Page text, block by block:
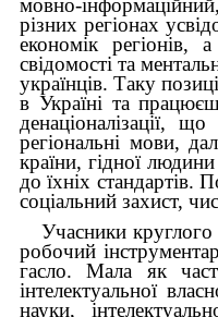
різних регіонах
економік регіонів,
свідомості та
українців. Таку
в Україні та
денаціоналізації,
регіональні мови,
країни, гідної
до їхніх стандартів.
соціальний захист,
Учасники
робочий
гасло. Мала як
інтелектуальної
науки,